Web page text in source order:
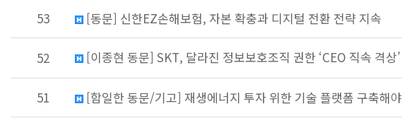
53 [동문] 신한EZ손해보험, 자본 확충과 디지털 전환 전략 지속
52 [이종현 동문] SKT, 달라진 정보보호조직 권한 ‘CEO 직속 격상’
51 [함일한 동문/기고] 재생에너지 투자 위한 기술 플랫폼 구축해야